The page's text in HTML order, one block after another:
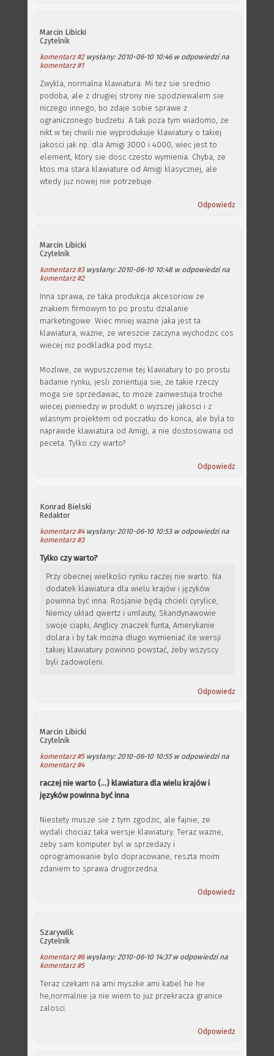
Marcin Libicki
Czytelnik
komentarz #2wysłany: 2010-06-10 10:46 w odpowiedzi na
komentarz #1
Zwykla, normalna klawiatura. Mi tez sie srednio
podoba, ale z drugiej strony nie spodziewalem sie
niczego innego, bo zdaje sobie sprawe z
ograniczonego budzetu. A tak poza tym wiadomo, ze
nikt w tej chwili nie wyprodukuje klawiatury o takiej
jakosci jak np. dla Amigi 3000 i 4000, wiec jest to
element, ktory sie dosc czesto wymienia. Chyba, ze
ktos ma stara klawiature od Amigi klasycznej, ale
wtedy juz nowej nie potrzebuje.
Odpowiedz
Marcin Libicki
Czytelnik
komentarz #3wysłany: 2010-06-10 10:48 w odpowiedzi na
komentarz #2
Inna sprawa, ze taka produkcja akcesoriow ze
znakiem firmowym to po prostu dzialanie
marketingowe. Wiec mniej wazne jaka jest ta
klawiatura, wazne, ze wreszcie zaczyna wychodzic cos
wiecej niz podkladka pod mysz.
Mozliwe, ze wypuszczenie tej klawiatury to po prostu
badanie rynku, jesli zorientuja sie, ze takie rzeczy
moga sie sprzedawac, to moze zainwestuja troche
wiecej pieniedzy w produkt o wyzszej jakosci i z
wlasnym projektem od poczatku do konca, ale byla to
naprawde klawiatura od Amigi, a nie dostosowana od
peceta. Tylko czy warto?
Odpowiedz
Konrad Bielski
Redaktor
komentarz #4wysłany: 2010-06-10 10:53 w odpowiedzi na
komentarz #3
Tylko czy warto?
Przy obecnej wielkości rynku raczej nie warto. Na
dodatek klawiatura dla wielu krajów i języków
powinna być inna. Rosjanie będą chcieli cyrylice,
Niemcy układ qwertz i umlauty, Skandynawowie
swoje ciapki, Anglicy znaczek funta, Amerykanie
dolara i by tak można długo wymieniać ile wersji
takiej klawiatury powinno powstać, żeby wszyscy
byli zadowoleni.
Odpowiedz
Marcin Libicki
Czytelnik
komentarz #5wysłany: 2010-06-10 10:55 w odpowiedzi na
komentarz #4
raczej nie warto (...) klawiatura dla wielu krajów i
języków powinna być inna
Niestety musze sie z tym zgodzic, ale fajnie, ze
wydali chociaz taka wersje klawiatury. Teraz wazne,
zeby sam komputer byl w sprzedazy i
oprogramowanie bylo dopracowane, reszta moim
zdaniem to sprawa drugorzedna.
Odpowiedz
Szarywilk
Czytelnik
komentarz #6wysłany: 2010-06-10 14:37 w odpowiedzi na
komentarz #5
Teraz czekam na ami myszke ami kabel he he
he,normalnie ja nie wiem to juz przekracza granice
zalosci.
Odpowiedz